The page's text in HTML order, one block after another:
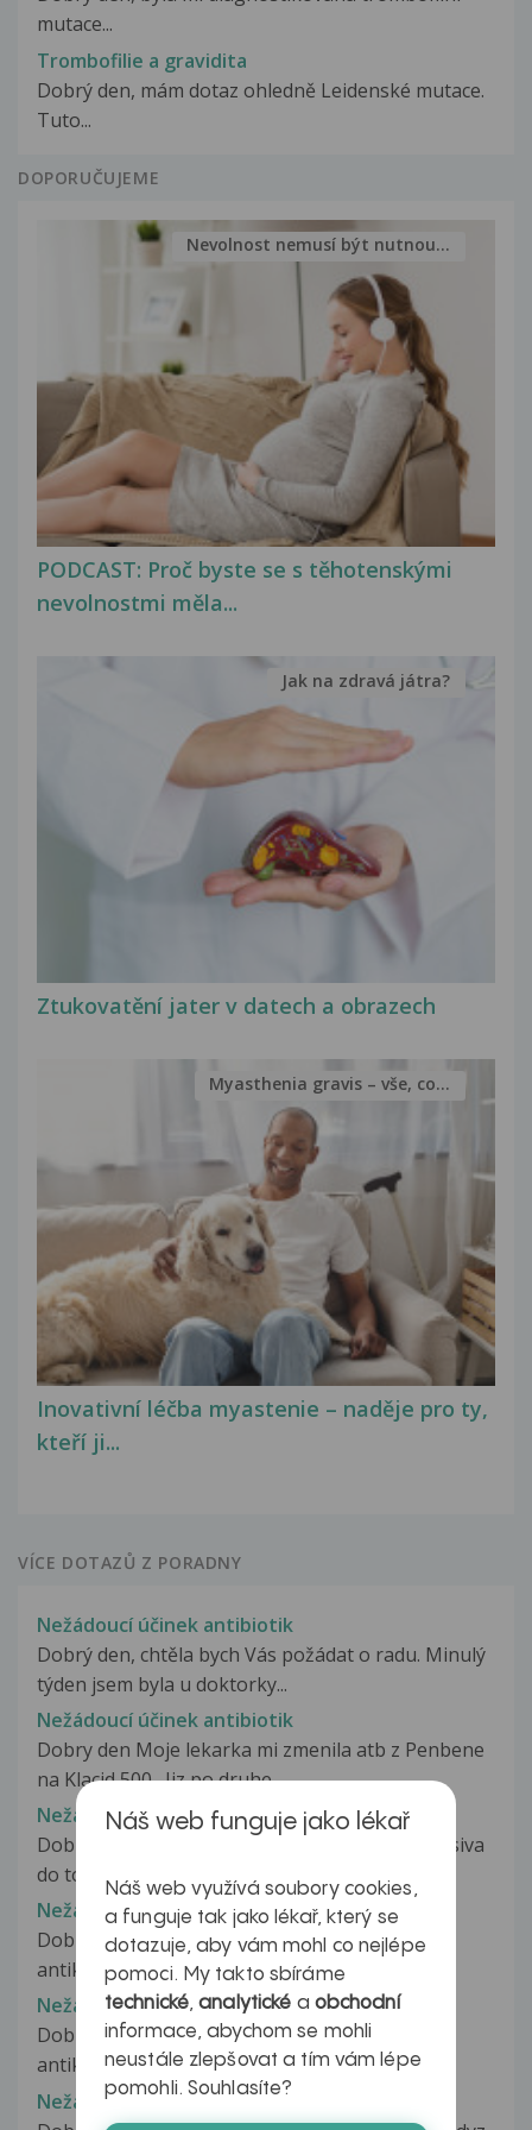
mutace...
Trombofilie a gravidita
Dobrý den, mám dotaz ohledně Leidenské mutace.
Tuto...
DOPORUČUJEME
PODCAST: Proč byste se s těhotenskými
nevolnostmi měla...
Nevolnost nemusí být nutnou...
Ztukovatění jater v datech a obrazech
Jak na zdravá játra?
Inovativní léčba myastenie – naděje pro ty,
kteří ji...
Myasthenia gravis – vše, co...
VÍCE DOTAZŮ Z PORADNY
Nežádoucí účinek antibiotik
Dobrý den, chtěla bych Vás požádat o radu. Minulý
týden jsem byla u doktorky...
Nežádoucí účinek antibiotik
Dobry den Moje lekarka mi zmenila atb z Penbene
na Klacid 500 . Jiz po druhe...
Nežádoucí účinek antidepresiv
Dobry den chtel bych se zeptat beru antidepresiva
do toho sportuji hokej .Nemuzou...
Nežádoucí účinek antikoncepce
Dobrý den, cca před rokem jsem začala užívat
antikoncepci(Minervu) a po 2 měsících...
Nežádoucí účinek antikoncepce v náplasti
Dobrý den , Včera jsem si nasadila svoji první
antikoncepci ,vybrala jsem si...
Nežádoucí účinek Ataraxu
Náš web funguje jako lékař
Náš web využívá soubory cookies,
a funguje tak jako lékař, který se
dotazuje, aby vám mohl co nejlépe
pomoci. My takto sbíráme
technické,analytické a obchodní
informace, abychom se mohli
neustále zlepšovat a tím vám lépe
pomohli. Souhlasíte?